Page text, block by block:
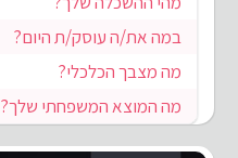
במה את/ה עוסק/ת היום?
מה מצבך הכלכלי?
מה המוצא המשפחתי שלך?